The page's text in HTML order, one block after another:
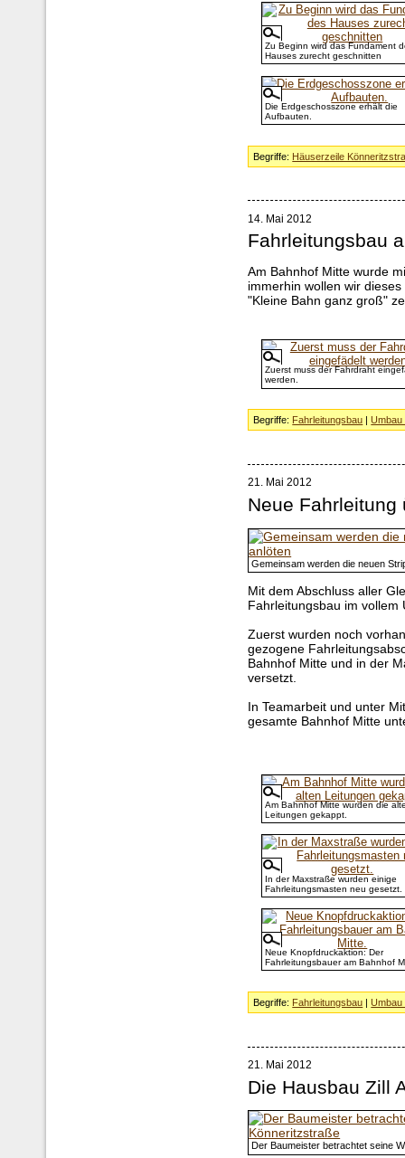
Zu Beginn wird das Fundament
Hauses zurecht geschnitten
Die Erdgeschosszone erhält die
Aufbauten.
Begriffe: Häuserzeile
14. Mai 2012
Fahrleitungsbau
Am Bahnhof Mitte wurde
immerhin wollen wir
"Kleine Bahn ganz groß"
Zuerst muss der Fahrdraht
werden.
Begriffe: Fahrleitungsbau |Umbau
21. Mai 2012
Neue Fahrleitung
Gemeinsam werden die neuen
Mit dem Abschluss aller
Fahrleitungsbau im vollem
Zuerst wurden noch
gezogene
Bahnhof Mitte und in der
versetzt.
In Teamarbeit und unter
gesamte Bahnhof Mitte
Am Bahnhof Mitte wurden die
Leitungen gekappt.
In der Maxstraße wurden einige
Fahrleitungsmasten neu gesetzt.
Neue Knopfdruckaktion: Der
Fahrleitungsbauer am Bahnhof
Begriffe: Fahrleitungsbau |Umbau
21. Mai 2012
Die Hausbau Zill
Der Baumeister betrachtet seine